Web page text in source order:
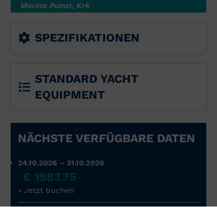
Marina Punat, Krk
SPEZIFIKATIONEN
STANDARD YACHT
EQUIPMENT
NÄCHSTE VERFÜGBARE DATEN
24.10.2026 – 31.10.2026
€ 1983.75
» Jetzt buchen